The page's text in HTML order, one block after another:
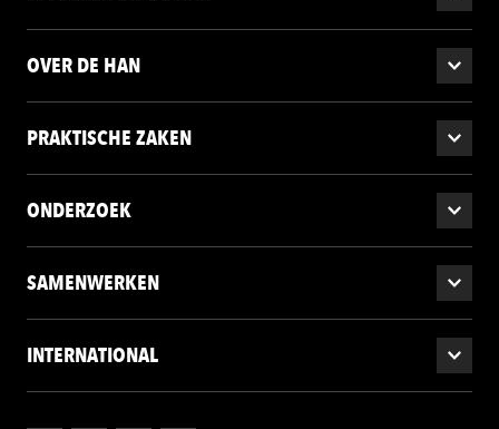
OVER DE HAN
PRAKTISCHE ZAKEN
ONDERZOEK
SAMENWERKEN
INTERNATIONAL